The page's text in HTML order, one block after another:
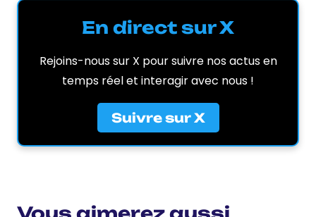
En direct sur X
Rejoins-nous sur X pour suivre nos actus en
temps réel et interagir avec nous !
Suivre sur X